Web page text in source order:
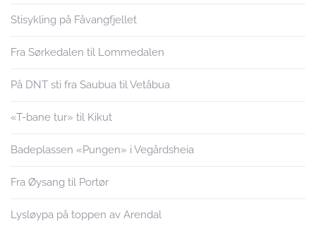
Stisykling på Fåvangfjellet
Fra Sørkedalen til Lommedalen
På DNT sti fra Saubua til Vetåbua
«T-bane tur» til Kikut
Badeplassen «Pungen» i Vegårdsheia
Fra Øysang til Portør
Lysløypa på toppen av Arendal